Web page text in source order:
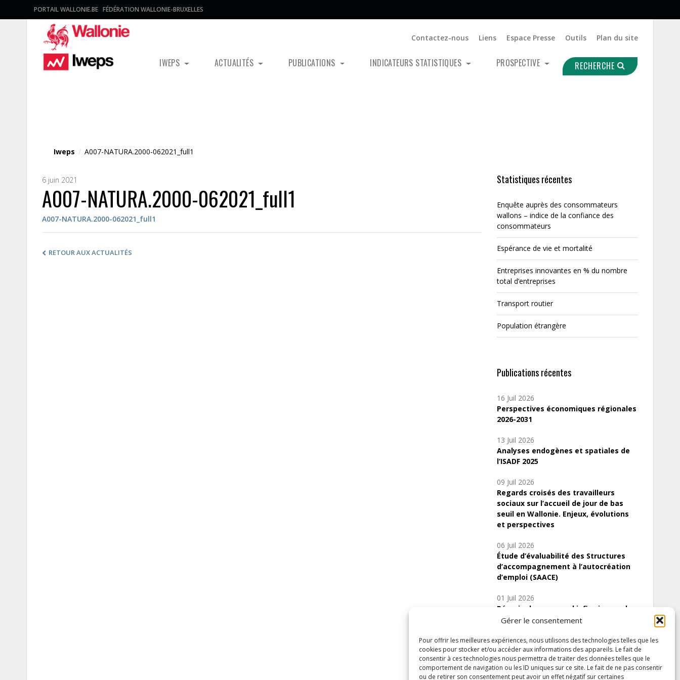
Gérer le consentement
Pour offrir les meilleures expériences, nous utilisons des technologies telles que les
cookies pour stocker et/ou accéder aux informations des appareils. Le fait de
consentir à ces technologies nous permettra de traiter des données telles que le
comportement de navigation ou les ID uniques sur ce site. Le fait de ne pas consentir
ou de retirer son consentement peut avoir un effet négatif sur certaines
PORTAIL WALLONIE.BE FÉDÉRATION WALLONIE-BRUXELLES
Contactez-nous Liens Espace Presse Outils Plan du site
IWEPS ACTUALITÉS PUBLICATIONS INDICATEURS STATISTIQUES PROSPECTIVE RECHERCHE
Iweps / A007-NATURA.2000-062021_full1
6 juin 2021
A007-NATURA.2000-062021_full1
A007-NATURA.2000-062021_full1
RETOUR AUX ACTUALITÉS
Statistiques récentes
Enquête auprès des consommateurs
wallons – indice de la confiance des
consommateurs
Espérance de vie et mortalité
Entreprises innovantes en % du nombre
total d’entreprises
Transport routier
Population étrangère
Publications récentes
16 Juil 2026
Perspectives économiques régionales
2026-2031
13 Juil 2026
Analyses endogènes et spatiales de
l’ISADF 2025
09 Juil 2026
Regards croisés des travailleurs
sociaux sur l’accueil de jour de bas
seuil en Wallonie. Enjeux, évolutions
et perspectives
06 Juil 2026
Étude d’évaluabilité des Structures
d’accompagnement à l’autocréation
d’emploi (SAACE)
01 Juil 2026
Pénurie du personnel infirmier :quels
indicateurs d’offre de soins pour
Inscrivez-vous à notre newsletter